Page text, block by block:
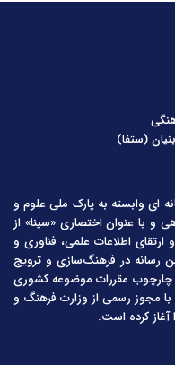
(ستفا)
ای وابسته به پارک ملی علوم و
و با عنوان اختصاری «سینا» از
و ارتقای اطلاعات علمی، فناوری و
رسانه در فرهنگ‌سازی و ترویج
چارچوب مقررات موضوعه کشوری
مجوز رسمی از وزارت فرهنگ و